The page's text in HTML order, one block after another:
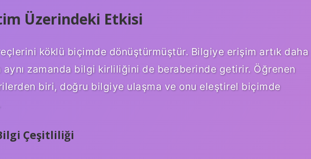
Üzerindeki Etkisi
köklü biçimde dönüştürmüştür. Bilgiye erişim artık daha
aynı zamanda bilgi kirliliğini de beraberinde getirir. Öğrenen
biri, doğru bilgiye ulaşma ve onu eleştirel biçimde
Çeşitliliği